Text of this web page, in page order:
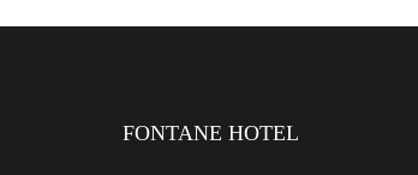
FONTANE HOTEL